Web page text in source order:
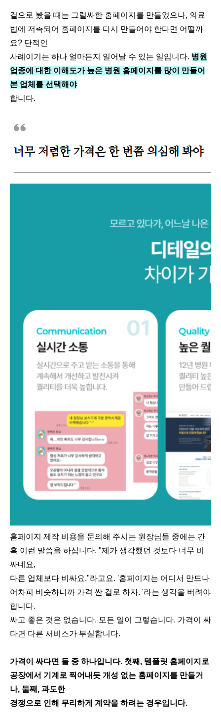
겉으로 봤을 때는 그럴싸한 홈페이지를 만들었으나, 의료
법에 저촉되어 홈페이지를 다시 만들어야 한다면 어떨까
요? 단적인
사례이기는 하나 얼마든지 일어날 수 있는 일입니다. 병원
업종에 대한 이해도가 높은 병원 홈페이지를 많이 만들어
본 업체를 선택해야
합니다.
홈페이지 제작 비용을 문의해 주시는 원장님들 중에는 간
혹 이런 말씀을 하십니다. "제가 생각했던 것보다 너무 비
싸네요,
다른 업체보다 비싸요."라고요. '홈페이지는 어디서 만드나
어차피 비슷하니까 가격 싼 걸로 하자. '라는 생각을 버려야
합니다.
싸고 좋은 것은 없습니다. 모든 일이 그렇습니다. 가격이 싸
다면 다른 서비스가 부실합니다.
가격이 싸다면 둘 중 하나입니다. 첫째, 템플릿 홈페이지로
공장에서 기계로 찍어내듯 개성 없는 홈페이지를 만들거
나, 둘째, 과도한
경쟁으로 인해 무리하게 계약을 하려는 경우입니다.